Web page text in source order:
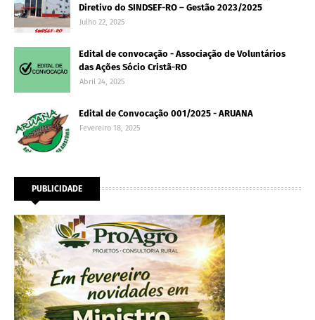
Diretivo do SINDSEF-RO – Gestão 2023/2025
Julho 22, 2025
Edital de convocação - Associação de Voluntários
das Ações Sócio Cristã-RO
Abril 24, 2025
Edital de Convocação 001/2025 - ARUANA
Fevereiro 18, 2025
PUBLICIDADE